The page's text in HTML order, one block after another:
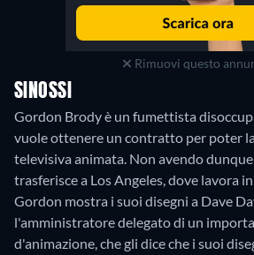
Rimuovi questo
SINOSSI
Gordon Brody è un fumettista
vuole ottenere un contratto per poter
televisiva animata. Non avendo
trasferisce a Los Angeles, dove lavora
Gordon mostra i suoi disegni a Dave
l'amministratore delegato di un
d'animazione, che gli dice che i suoi